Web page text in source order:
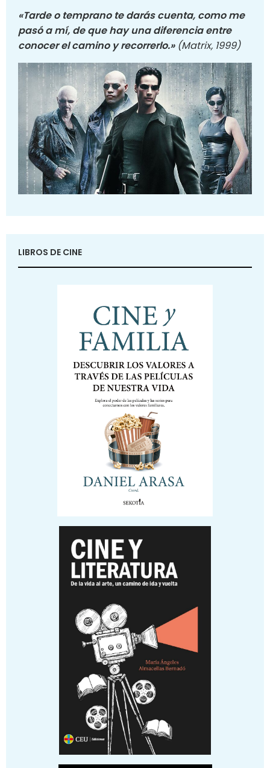
«Tarde o temprano te darás cuenta, como me
pasó a mí, de que hay una diferencia entre
conocer el camino y recorrerlo.» (Matrix, 1999)
LIBROS DE CINE